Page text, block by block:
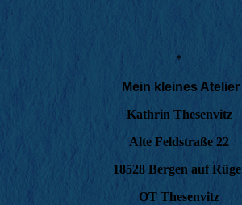
*
Mein kleines Atelier
Kathrin Thesenvitz
Alte Feldstraße 22
18528 Bergen auf
OT Thesenvitz